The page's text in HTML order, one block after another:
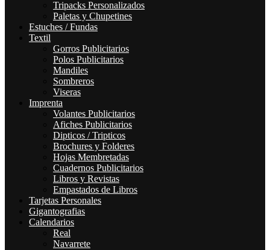
Tripacks Personalizados
Paletas y Chupetines
Estuches / Fundas
Textil
Gorros Publicitarios
Polos Publicitarios
Mandiles
Sombreros
Viseras
Imprenta
Volantes Publicitarios
Afiches Publicitarios
Dipticos / Tripticos
Brochures y Folderes
Hojas Membretadas
Cuadernos Publicitarios
Libros y Revistas
Empastados de Libros
Tarjetas Personales
Gigantografias
Calendarios
Real
Navarrete